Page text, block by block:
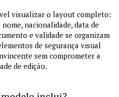
visualizar o layout completo:
nacionalidade, data de
e validade se organizam
de segurança visual
sem comprometer a
de edição.